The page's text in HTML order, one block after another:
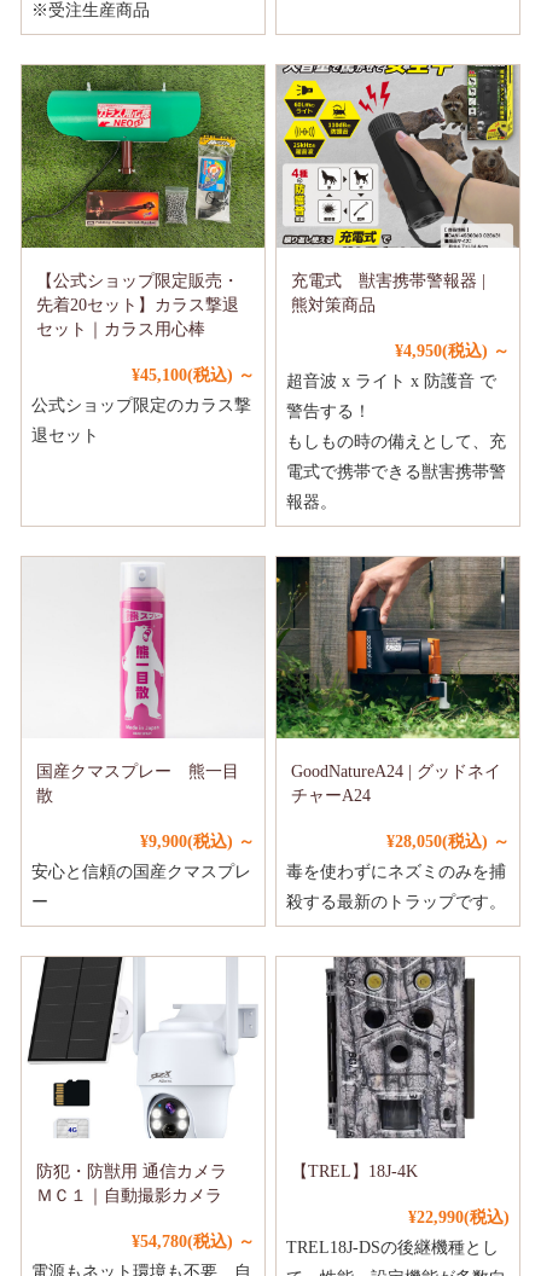
※受注生産商品
【公式ショップ限定販売・
先着20セット】カラス撃退
セット｜カラス用心棒
¥45,100(税込) ～
公式ショップ限定のカラス撃
退セット
充電式 獣害携帯警報器 |
熊対策商品
¥4,950(税込) ～
超音波 x ライト x 防護音 で
警告する！
もしもの時の備えとして、充
電式で携帯できる獣害携帯警
報器。
国産クマスプレー 熊一目
散
¥9,900(税込) ～
安心と信頼の国産クマスプレ
ー
GoodNatureA24 | グッドネイ
チャーA24
¥28,050(税込) ～
毒を使わずにネズミのみを捕
殺する最新のトラップです。
防犯・防獣用 通信カメラ
ＭＣ１｜自動撮影カメラ
¥54,780(税込) ～
電源もネット環境も不要 自
【TREL】18J-4K
¥22,990(税込)
TREL18J-DSの後継機種とし